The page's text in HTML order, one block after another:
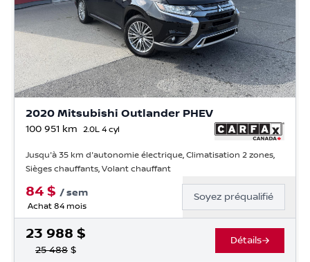
2020 Mitsubishi Outlander PHEV
100 951 km 2.0L 4 cyl
Jusqu'à 35 km d'autonomie électrique, Climatisation 2 zones,
Sièges chauffants, Volant chauffant
84 $ /sem
Achat 84 mois
Soyez préqualifié
23 988 $
25 488 $
Détails